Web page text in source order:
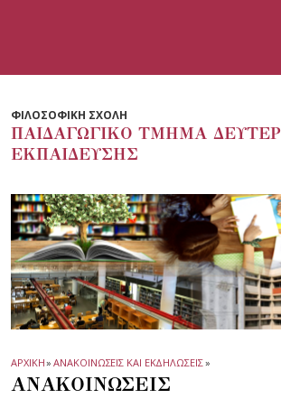
ΦΙΛΟΣΟΦΙΚΗ ΣΧΟΛΗ
ΠΑΙΔΑΓΩΓΙΚΟ ΤΜΗΜΑ
ΕΚΠΑΙΔΕΥΣΗΣ
ΑΡΧΙΚΗ» ΑΝΑΚΟΙΝΩΣΕΙΣ ΚΑΙ ΕΚΔΗΛΩΣΕΙΣ»
ΑΝΑΚΟΙΝΩΣΕΙΣ